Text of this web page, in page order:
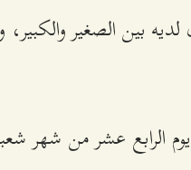
بين الصغير والكبير،
الرابع عشر من شهر